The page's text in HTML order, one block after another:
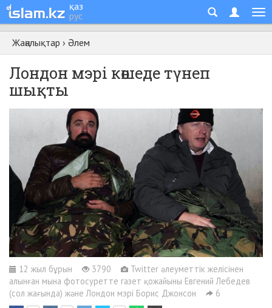
қаз
рус
Жаңалықтар › Әлем
Лондон мэрі көшеде түнеп
шықты
12 жыл бұрын 3790
Twitter әлеуметтік желісінен
алынған мына фотосуретте газет қожайыны Евгений Лебедев
(сол жағында) және Лондон мэрі Борис Джонсон
6